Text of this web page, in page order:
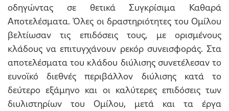
οδηγώντας σε θετικά Συγκρίσιμα Καθαρά
Αποτελέσματα. Όλες οι δραστηριότητες του Ομίλου
βελτίωσαν τις επιδόσεις τους, με ορισμένους
κλάδους να επιτυγχάνουν ρεκόρ συνεισφοράς. Στα
αποτελέσματα του κλάδου διύλισης συνετέλεσαν το
ευνοϊκό διεθνές περιβάλλον διύλισης κατά το
δεύτερο εξάμηνο και οι καλύτερες επιδόσεις των
διυλιστηρίων του Ομίλου, μετά και τα έργα